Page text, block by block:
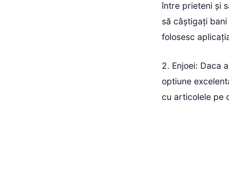
între prieteni și
să câștigați
folosesc
2. Enjoei: Daca
optiune
cu articolele pe